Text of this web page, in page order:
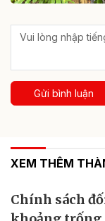
Gửi bình luận
XEM THÊM
Chính sách